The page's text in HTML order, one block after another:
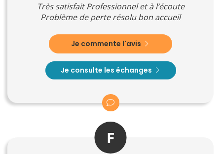
Très satisfait Professionnel et à l’écoute
Problème de perte résolu bon accueil
Je commente l'avis
Je consulte les échanges
F